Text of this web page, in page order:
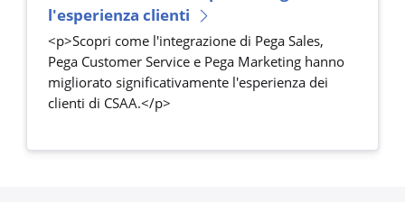
l'esperienza clienti
<p>Scopri come l'integrazione di Pega Sales,
Pega Customer Service e Pega Marketing hanno
migliorato significativamente l'esperienza dei
clienti di CSAA.</p>